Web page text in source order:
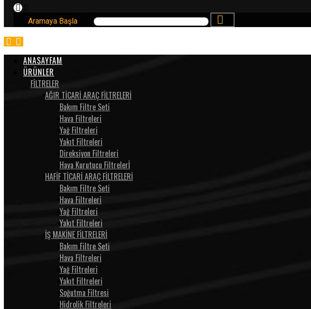
Aramaya Başla
ANASAYFAM
ÜRÜNLER
FİLTRELER
AĞIR TİCARİ ARAÇ FİLTRELERİ
Bakım Filtre Seti
Hava Filtreleri
Yağ Filtreleri
Yakıt Filtreleri
Direksiyon Filtreleri
Hava Kurutucu Filtrelerİ
HAFİF TİCARİ ARAÇ FİLTRELERİ
Bakım Filtre Seti
Hava Filtreleri
Yağ Filtreleri
Yakıt Filtreleri
İŞ MAKİNE FİLTRELERİ
Bakım Filtre Seti
Hava Filtreleri
Yağ Filtreleri
Yakıt Filtreleri
Soğutma Filtresi
Hidrolik Filtreleri